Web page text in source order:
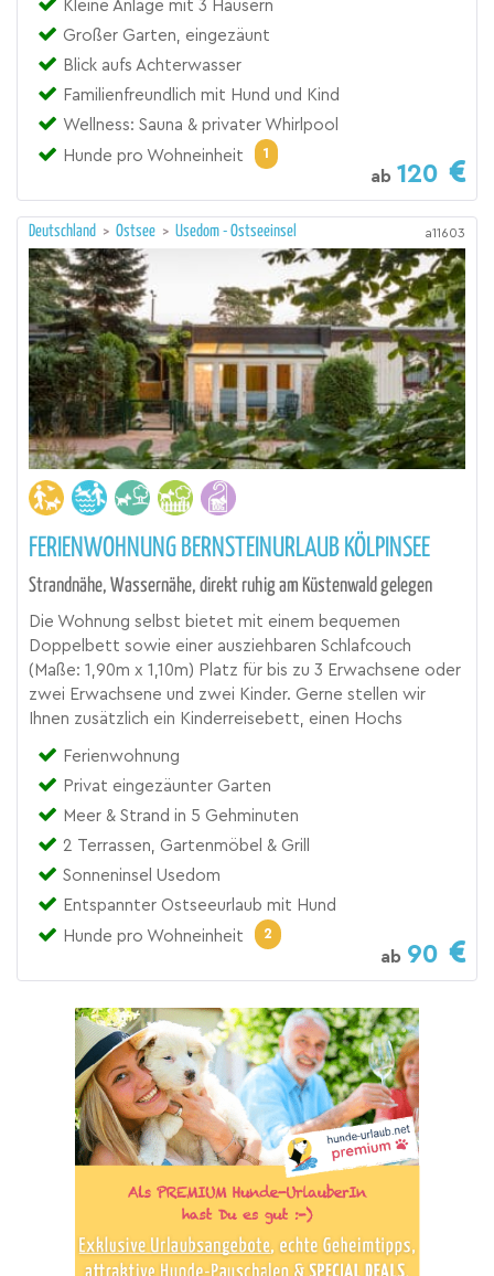
Kleine Anlage mit 3 Häusern
Großer Garten, eingezäunt
Blick aufs Achterwasser
Familienfreundlich mit Hund und Kind
Wellness: Sauna & privater Whirlpool
Hunde pro Wohneinheit
1
ab 120
Deutschland > Ostsee > Usedom - Ostseeinsel a11603
FERIENWOHNUNG BERNSTEINURLAUB KÖLPINSEE
Strandnähe, Wassernähe, direkt ruhig am Küstenwald gelegen
Die Wohnung selbst bietet mit einem bequemen
Doppelbett sowie einer ausziehbaren Schlafcouch
(Maße: 1,90m x 1,10m) Platz für bis zu 3 Erwachsene oder
zwei Erwachsene und zwei Kinder. Gerne stellen wir
Ihnen zusätzlich ein Kinderreisebett, einen Hochs
Ferienwohnung
Privat eingezäunter Garten
Meer & Strand in 5 Gehminuten
2 Terrassen, Gartenmöbel & Grill
Sonneninsel Usedom
Entspannter Ostseeurlaub mit Hund
Hunde pro Wohneinheit
2
ab 90